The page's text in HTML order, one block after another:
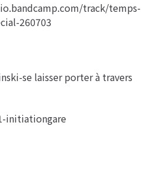
track/temps-
260703
se laisser porter à travers
initiationgare